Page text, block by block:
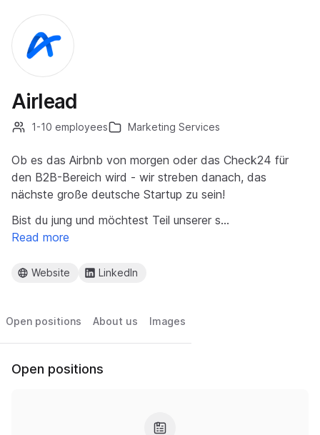
Airlead
1-10 employees Marketing Services
Ob es das Airbnb von morgen oder das Check24 für
den B2B-Bereich wird - wir streben danach, das
nächste große deutsche Startup zu sein!
Bist du jung und möchtest Teil unserer s…
Read more
Website LinkedIn
Open positions About us Images
Open positions